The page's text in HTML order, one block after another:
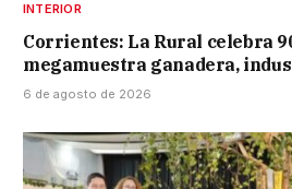
INTERIOR
Corrientes: La Rural celebra
megamuestra ganadera,
6 de agosto de 2026